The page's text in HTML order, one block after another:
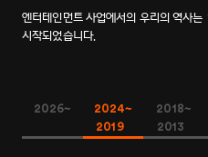
엔터테인먼트 사업에서의 우리의 역사
시작되었습니다.
2026~
2024~
2019
2018~
2013
1